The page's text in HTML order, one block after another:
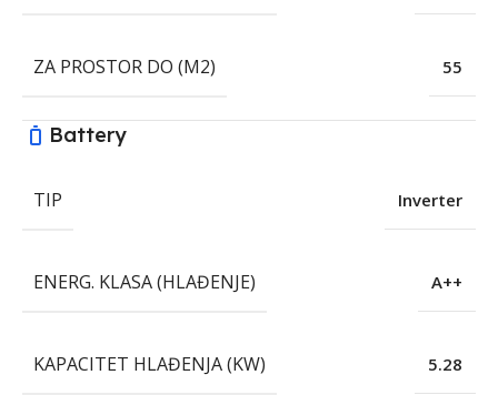
ZA PROSTOR DO (M2) 55
Battery
TIP Inverter
ENERG. KLASA (HLAĐENJE) A++
KAPACITET HLAĐENJA (KW) 5.28